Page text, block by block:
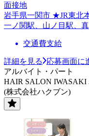
面接地
岩手県一関市 ★JR東北
一ノ関駅、山ノ目駅、
交通費支給
詳細を見る
応募画面に
アルバイト・パート
HAIR SALON IWASAKI
(株式会社ハクブン)